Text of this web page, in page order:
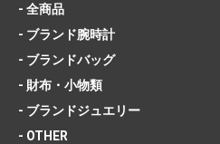
- 全商品
- ブランド腕時計
- ブランドバッグ
- 財布・小物類
- ブランドジュエリー
- OTHER